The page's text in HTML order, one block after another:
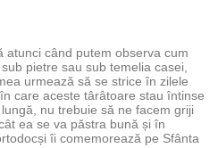
atunci când putem observa cum
pietre sau sub temelia casei,
urmează să se strice în zilele
care aceste târâtoare stau întinse
nu trebuie să ne facem griji
ea se va păstra bună și în
îi comemorează pe Sfânta